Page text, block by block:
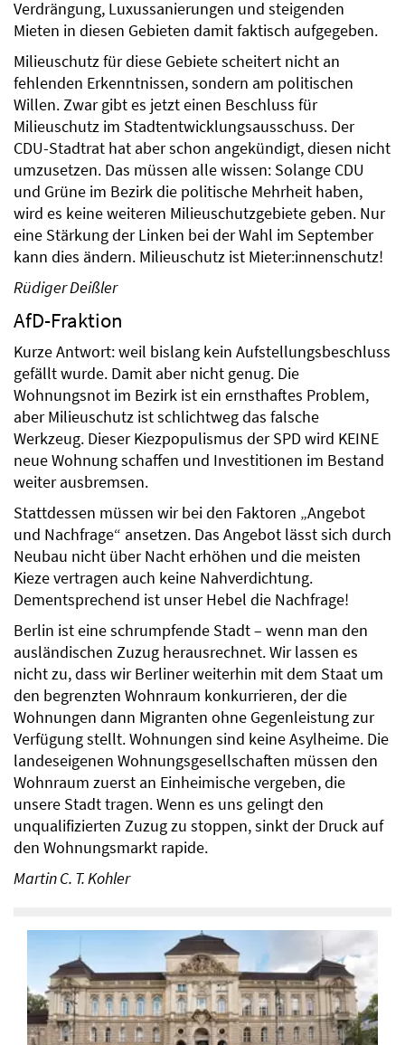
Verdrängung, Luxussanierungen und steigenden
Mieten in diesen Gebieten damit faktisch aufgegeben.
Milieuschutz für diese Gebiete scheitert nicht an
fehlenden Erkenntnissen, sondern am politischen
Willen. Zwar gibt es jetzt einen Beschluss für
Milieuschutz im Stadtentwicklungsausschuss. Der
CDU-Stadtrat hat aber schon angekündigt, diesen nicht
umzusetzen. Das müssen alle wissen: Solange CDU
und Grüne im Bezirk die politische Mehrheit haben,
wird es keine weiteren Milieuschutzgebiete geben. Nur
eine Stärkung der Linken bei der Wahl im September
kann dies ändern. Milieuschutz ist Mieter:innenschutz!
Rüdiger Deißler
AfD-Fraktion
Kurze Antwort: weil bislang kein Aufstellungsbeschluss
gefällt wurde. Damit aber nicht genug. Die
Wohnungsnot im Bezirk ist ein ernsthaftes Problem,
aber Milieuschutz ist schlichtweg das falsche
Werkzeug. Dieser Kiezpopulismus der SPD wird KEINE
neue Wohnung schaffen und Investitionen im Bestand
weiter ausbremsen.
Stattdessen müssen wir bei den Faktoren „Angebot
und Nachfrage“ ansetzen. Das Angebot lässt sich durch
Neubau nicht über Nacht erhöhen und die meisten
Kieze vertragen auch keine Nahverdichtung.
Dementsprechend ist unser Hebel die Nachfrage!
Berlin ist eine schrumpfende Stadt – wenn man den
ausländischen Zuzug herausrechnet. Wir lassen es
nicht zu, dass wir Berliner weiterhin mit dem Staat um
den begrenzten Wohnraum konkurrieren, der die
Wohnungen dann Migranten ohne Gegenleistung zur
Verfügung stellt. Wohnungen sind keine Asylheime. Die
landeseigenen Wohnungsgesellschaften müssen den
Wohnraum zuerst an Einheimische vergeben, die
unsere Stadt tragen. Wenn es uns gelingt den
unqualifizierten Zuzug zu stoppen, sinkt der Druck auf
den Wohnungsmarkt rapide.
Martin C. T. Kohler